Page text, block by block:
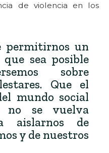
de violencia en los
permitirnos un
sea posible
sobre
Que el
mundo social
no se vuelva
aislarnos de
y de nuestros